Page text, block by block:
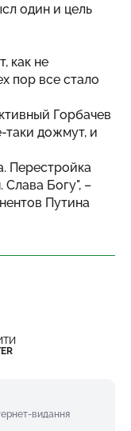
один и цель
как не
пор все стало
Горбачев
таки дожмут, и
Перестройка
Богу", –
Путина
видання